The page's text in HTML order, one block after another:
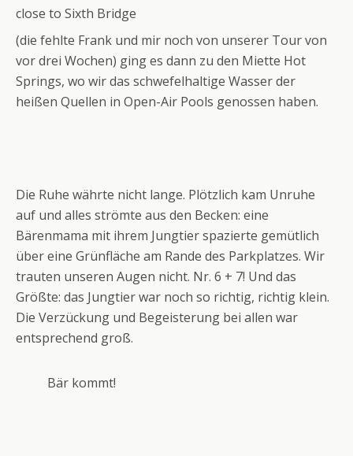
close to Sixth Bridge
(die fehlte Frank und mir noch von unserer Tour von
vor drei Wochen) ging es dann zu den Miette Hot
Springs, wo wir das schwefelhaltige Wasser der
heißen Quellen in Open-Air Pools genossen haben.
Die Ruhe währte nicht lange. Plötzlich kam Unruhe
auf und alles strömte aus den Becken: eine
Bärenmama mit ihrem Jungtier spazierte gemütlich
über eine Grünfläche am Rande des Parkplatzes. Wir
trauten unseren Augen nicht. Nr. 6 + 7! Und das
Größte: das Jungtier war noch so richtig, richtig klein.
Die Verzückung und Begeisterung bei allen war
entsprechend groß.
Bär kommt!